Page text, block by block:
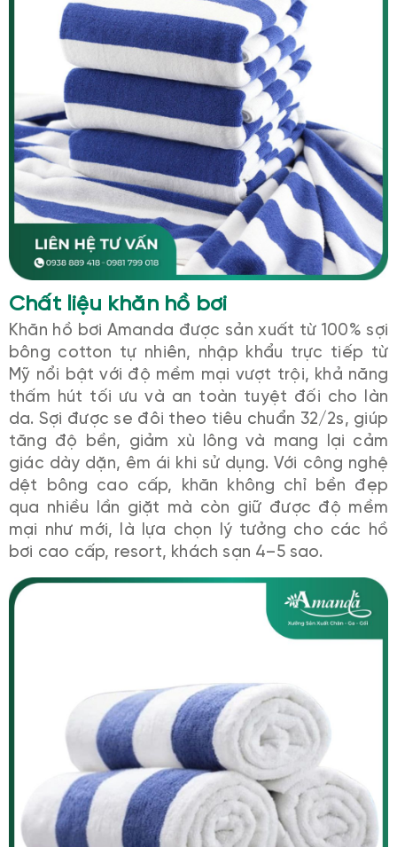
Chất liệu khăn hồ bơi
Khăn hồ bơi Amanda được sản xuất từ 100% sợi
bông cotton tự nhiên, nhập khẩu trực tiếp từ
Mỹ nổi bật với độ mềm mại vượt trội, khả năng
thấm hút tối ưu và an toàn tuyệt đối cho làn
da. Sợi được se đôi theo tiêu chuẩn 32/2s, giúp
tăng độ bền, giảm xù lông và mang lại cảm
giác dày dặn, êm ái khi sử dụng. Với công nghệ
dệt bông cao cấp, khăn không chỉ bền đẹp
qua nhiều lần giặt mà còn giữ được độ mềm
mại như mới, là lựa chọn lý tưởng cho các hồ
bơi cao cấp, resort, khách sạn 4–5 sao.